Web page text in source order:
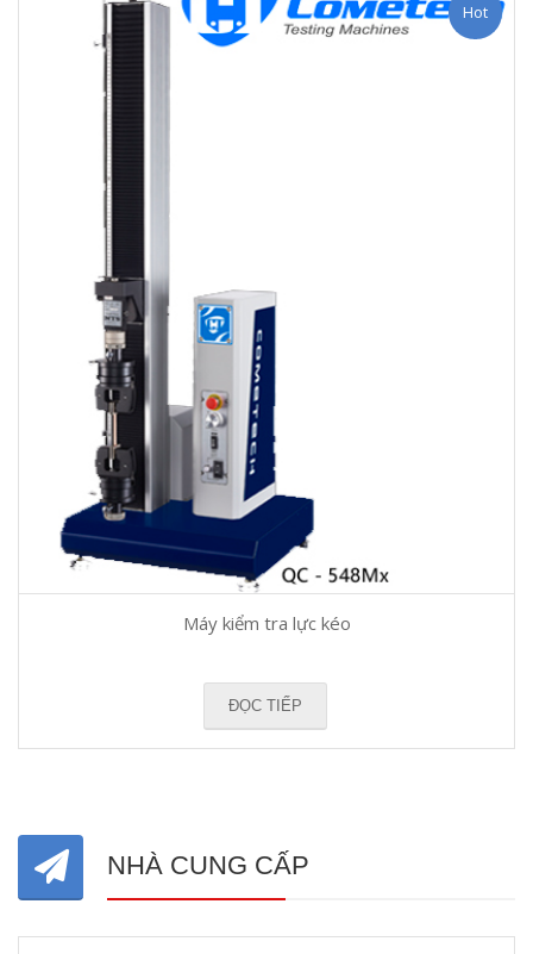
Hot
Máy kiểm tra lực kéo
ĐỌC TIẾP
NHÀ CUNG CẤP